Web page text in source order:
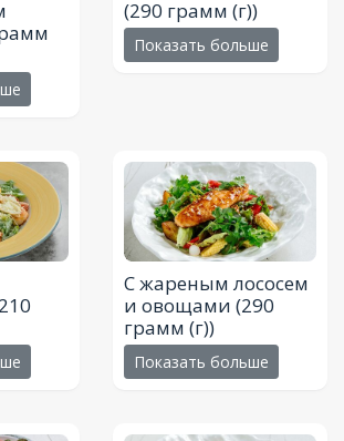
(290 грамм (г))
Показать больше
С жареным лососем
и овощами (290
грамм (г))
Показать больше